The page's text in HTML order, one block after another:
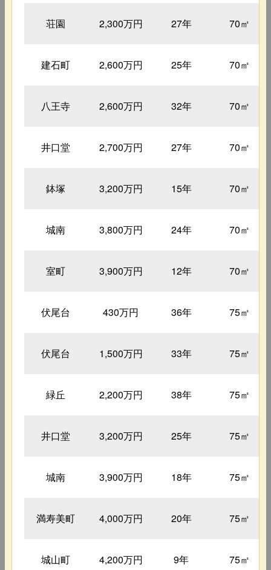
荘園 2,300万円 27年 70㎡
建石町 2,600万円 25年 70㎡
八王寺 2,600万円 32年 70㎡
井口堂 2,700万円 27年 70㎡
鉢塚 3,200万円 15年 70㎡
城南 3,800万円 24年 70㎡
室町 3,900万円 12年 70㎡
伏尾台 430万円 36年 75㎡
伏尾台 1,500万円 33年 75㎡
緑丘 2,200万円 38年 75㎡
井口堂 3,200万円 25年 75㎡
城南 3,900万円 18年 75㎡
満寿美町 4,000万円 20年 75㎡
城山町 4,200万円 9年 75㎡